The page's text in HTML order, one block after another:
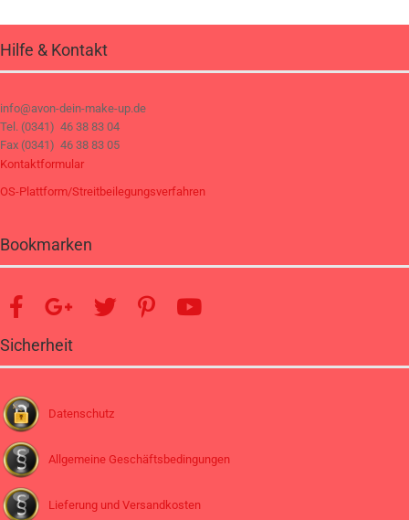
Hilfe & Kontakt
info@avon-dein-make-up.de
Tel. (0341) 46 38 83 04
Fax (0341) 46 38 83 05
Kontaktformular
OS-Plattform/Streitbeilegungsverfahren
Bookmarken
Sicherheit
Datenschutz
Allgemeine Geschäftsbedingungen
Lieferung und Versandkosten